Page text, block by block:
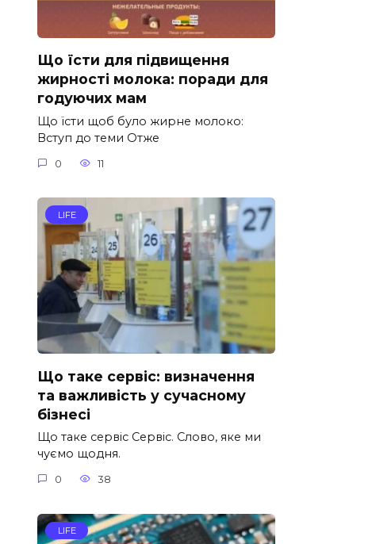
Що їсти для підвищення
жирності молока: поради для
годуючих мам
Що їсти щоб було жирне молоко:
Вступ до теми Отже
0 11
LIFE
Що таке сервіс: визначення
та важливість у сучасному
бізнесі
Що таке сервіс Сервіс. Слово, яке ми
чуємо щодня.
0 38
LIFE